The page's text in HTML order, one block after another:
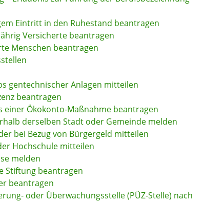
Eintritt in den Ruhestand beantragen
Versicherte beantragen
Menschen beantragen
gentechnischer Anlagen mitteilen
beantragen
einer Ökokonto-Maßnahme beantragen
derselben Stadt oder Gemeinde melden
bei Bezug von Bürgergeld mitteilen
Hochschule mitteilen
melden
Stiftung beantragen
beantragen
oder Überwachungsstelle (PÜZ-Stelle) nach